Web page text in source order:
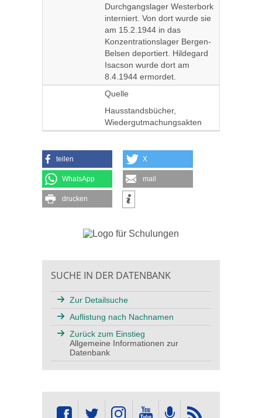
Durchgangslager Westerbork
interniert. Von dort wurde sie
am 15.2.1944 in das
Konzentrationslager Bergen-
Belsen deportiert. Hildegard
Isacson wurde dort am
8.4.1944 ermordet.
Quelle
Hausstandsbücher,
Wiedergutmachungsakten
teilen X
WhatsApp mail
drucken
SUCHE IN DER DATENBANK
Zur Detailsuche
Auflistung nach Nachnamen
Zurück zum Einstieg
Allgemeine Informationen zur
Datenbank